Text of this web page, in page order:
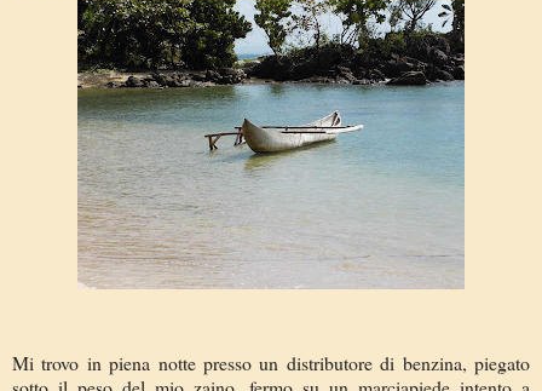
Mi trovo in piena notte presso un distributore di benzina, piegato